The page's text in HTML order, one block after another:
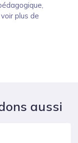
plus de
aussi